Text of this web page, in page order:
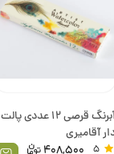
آبرنگ قرصی 12 عددی پالت
آقامیری